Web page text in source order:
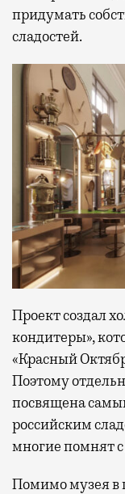
придумать
сладостей.
Проект создал
кондитеры»,
«Красный
Поэтому
посвящена
российским
многие помнят с
Помимо музея в